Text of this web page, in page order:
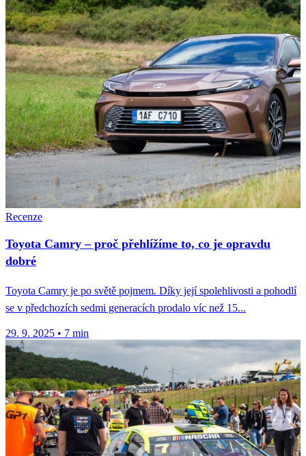
Recenze
Toyota Camry – proč přehlížíme to, co je opravdu
dobré
Toyota Camry je po světě pojmem. Díky její spolehlivosti a pohodlí
se v předchozích sedmi generacích prodalo víc než 15...
29. 9. 2025 • 7 min